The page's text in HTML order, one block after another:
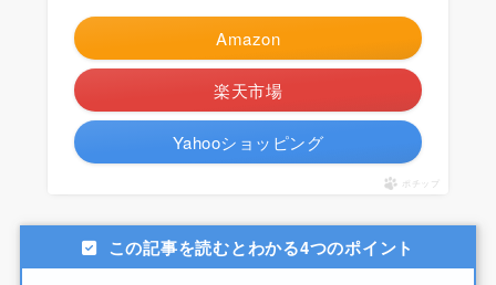
Amazon
楽天市場
Yahooショッピング
ポチップ
この記事を読むとわかる4つのポイント